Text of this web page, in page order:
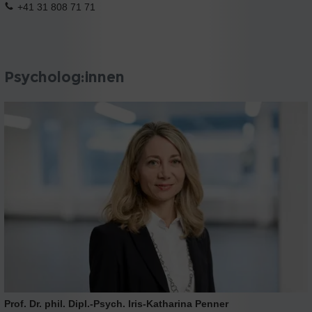
+41 31 808 71 71
Psycholog:innen
Prof. Dr. phil. Dipl.-Psych. Iris-Katharina Penner